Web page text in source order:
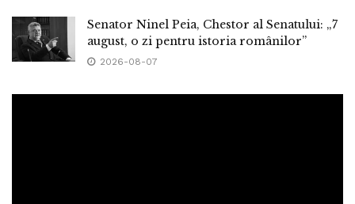
Senator Ninel Peia, Chestor al Senatului: „7
august, o zi pentru istoria românilor”
2026-08-07